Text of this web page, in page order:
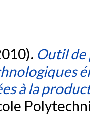
Outil
à la